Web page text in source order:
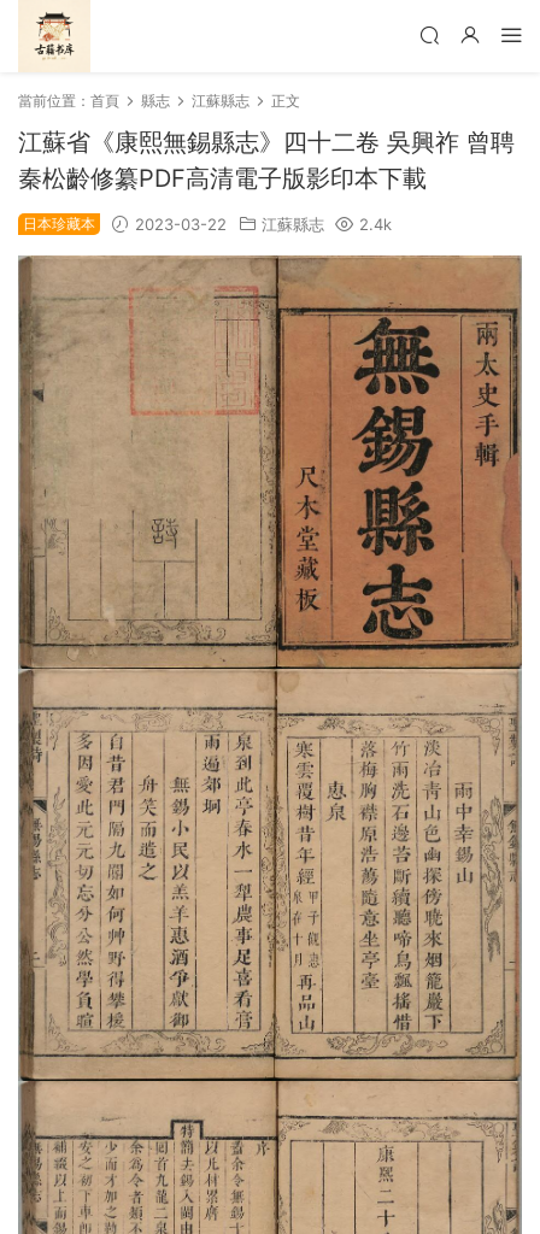
當前位置： 首頁 縣志 江蘇縣志 正文
江蘇省《康熙無錫縣志》四十二卷 吳興祚 曾聘
秦松齡修纂PDF高清電子版影印本下載
日本珍藏本 2023-03-22 江蘇縣志 2.4k